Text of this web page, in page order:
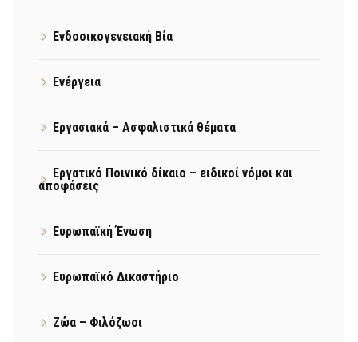
Ενδοοικογενειακή Βία
Ενέργεια
Εργασιακά – Ασφαλιστικά θέματα
Εργατικό Ποινικό δίκαιο – ειδικοί νόμοι και
αποφάσεις
Ευρωπαϊκή Ένωση
Ευρωπαϊκό Δικαστήριο
Ζώα – Φιλόζωοι